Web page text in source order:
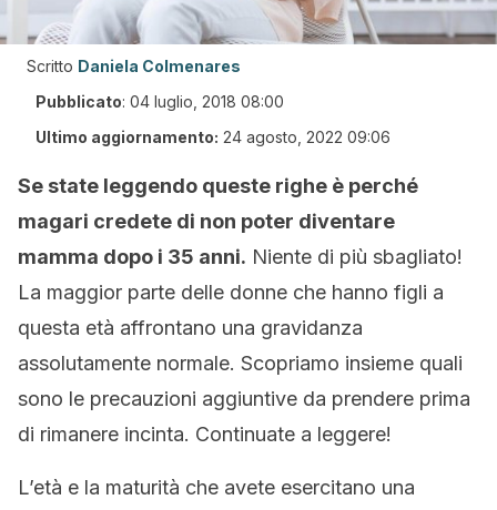
Scritto Daniela Colmenares
Pubblicato: 04 luglio, 2018 08:00
Ultimo aggiornamento: 24 agosto, 2022 09:06
Se state leggendo queste righe è perché
magari credete di non poter diventare
mamma dopo i 35 anni. Niente di più sbagliato!
La maggior parte delle donne che hanno figli a
questa età affrontano una gravidanza
assolutamente normale. Scopriamo insieme quali
sono le precauzioni aggiuntive da prendere prima
di rimanere incinta. Continuate a leggere!
L’età e la maturità che avete esercitano una